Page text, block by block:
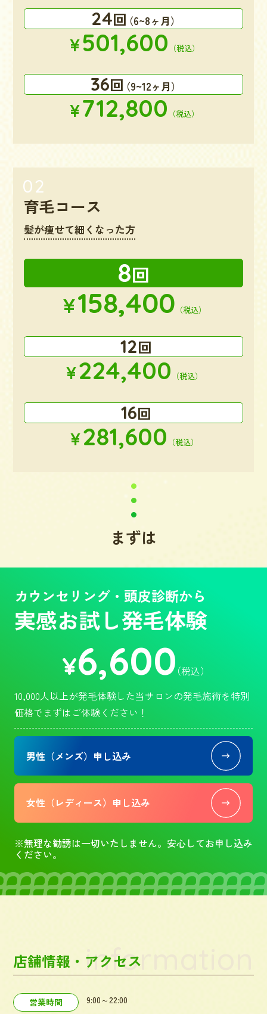
24回（6~8ヶ月）
¥501,600 （税込）
36回（9~12ヶ月）
¥712,800 （税込）
育毛コース
髪が痩せて細くなった方
8回
¥158,400 （税込）
12回
¥224,400 （税込）
16回
¥281,600 （税込）
まずは
カウンセリング・頭皮診断から
実感お試し発毛体験
¥6,600（税込）
10,000人以上が発毛体験した当サロンの発毛施術を特別
価格でまずはご体験ください！
男性（メンズ）申し込み
女性（レディース）申し込み
※無理な勧誘は一切いたしません。安心してお申し込み
ください。
店舗情報・アクセスinformation
営業時間 9:00～22:00